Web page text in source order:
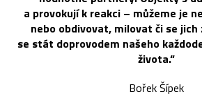
a provokují k reakci – můžeme je
nebo obdivovat, milovat či se
se stát doprovodem našeho
života.“
Bořek Šípek